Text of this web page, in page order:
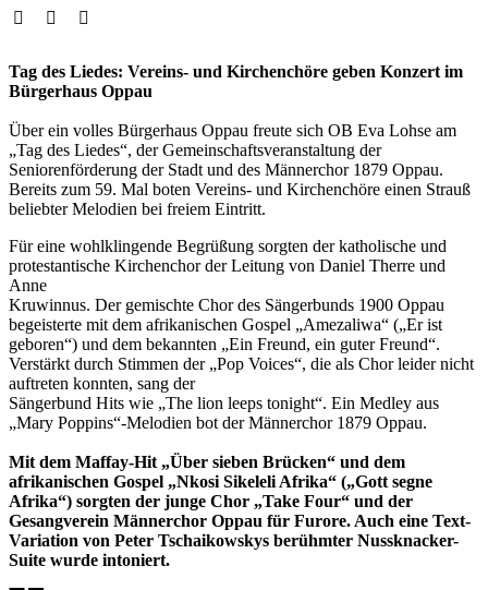
Tag des Liedes: Vereins- und Kirchenchöre geben Konzert im
Bürgerhaus Oppau
Über ein volles Bürgerhaus Oppau freute sich OB Eva Lohse am
„Tag des Liedes“, der Gemeinschaftsveranstaltung der
Seniorenförderung der Stadt und des Männerchor 1879 Oppau.
Bereits zum 59. Mal boten Vereins- und Kirchenchöre einen Strauß
beliebter Melodien bei freiem Eintritt.
Für eine wohlklingende Begrüßung sorgten der katholische und
protestantische Kirchenchor der Leitung von Daniel Therre und
Anne
Kruwinnus. Der gemischte Chor des Sängerbunds 1900 Oppau
begeisterte mit dem afrikanischen Gospel „Amezaliwa“ („Er ist
geboren“) und dem bekannten „Ein Freund, ein guter Freund“.
Verstärkt durch Stimmen der „Pop Voices“, die als Chor leider nicht
auftreten konnten, sang der
Sängerbund Hits wie „The lion leeps tonight“. Ein Medley aus
„Mary Poppins“-Melodien bot der Männerchor 1879 Oppau.
Mit dem Maffay-Hit „Über sieben Brücken“ und dem
afrikanischen Gospel „Nkosi Sikeleli Afrika“ („Gott segne
Afrika“) sorgten der junge Chor „Take Four“ und der
Gesangverein Männerchor Oppau für Furore. Auch eine Text-
Variation von Peter Tschaikowskys berühmter Nussknacker-
Suite wurde intoniert.